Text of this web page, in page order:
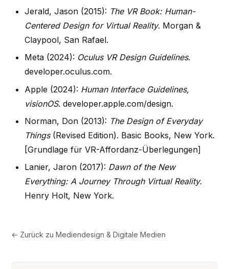
Jerald, Jason (2015): The VR Book: Human-
Centered Design for Virtual Reality. Morgan &
Claypool, San Rafael.
Meta (2024): Oculus VR Design Guidelines.
developer.oculus.com.
Apple (2024): Human Interface Guidelines,
visionOS. developer.apple.com/design.
Norman, Don (2013): The Design of Everyday
Things(Revised Edition). Basic Books, New York.
[Grundlage für VR-Affordanz-Überlegungen]
Lanier, Jaron (2017): Dawn of the New
Everything: A Journey Through Virtual Reality.
Henry Holt, New York.
← Zurück zu Mediendesign & Digitale Medien